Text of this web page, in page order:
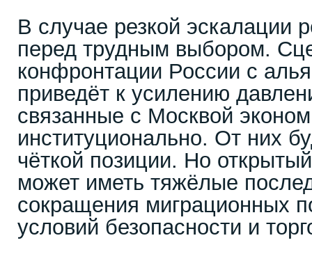
В случае резкой эскалации
перед трудным выбором.
конфронтации России с
приведёт к усилению
связанные с Москвой
институционально. От них
чёткой позиции. Но
может иметь тяжёлые
сокращения миграционных
условий безопасности и